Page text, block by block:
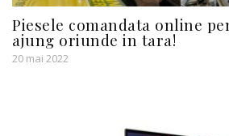
Piesele comandata online
ajung oriunde in tara!
20 mai 2022